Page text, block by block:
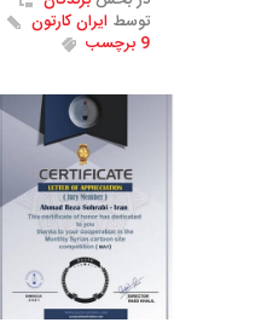
توسط ایران کارتون
9 برچسب